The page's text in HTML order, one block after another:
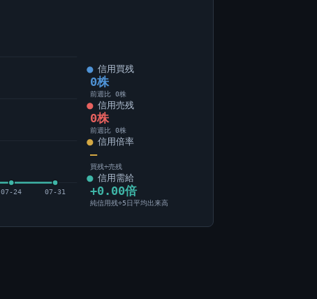
07-24 07-31
信用買残
0株
前週比 0株
信用売残
0株
前週比 0株
信用倍率
―
買残÷売残
信用需給
+0.00倍
純信用残÷5日平均出来高